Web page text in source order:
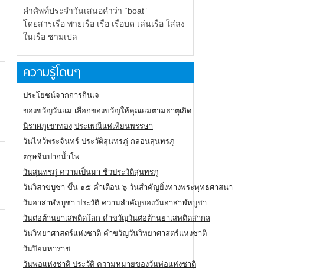
คำศัพท์ประจำวันเสนอคำว่า “boat”
โดยสารเรือ พายเรือ เรือ เรือบด เล่นเรือ ใส่ลง
ในเรือ ชามเปล
ความรู้โดนๆ
ประโยชน์จากการกินเจ
ของขวัญวันแม่ เลือกของขวัญให้คุณแม่ตามธาตุเกิด
นิราศภูเขาทอง ประเพณีแห่เทียนพรรษา
วันไหว้พระจันทร์ ประวัติสุนทรภู่ กลอนสุนทรภู่
ตรุษจีนปากน้ำโพ
วันสุนทรภู่ ความเป็นมา ชีวประวัติสุนทรภู่
วันวิสาขบูชา ขึ้น ๑๕ ค่ำเดือน ๖ วันสำคัญยิ่งทางพระพุทธศาสนา
วันอาสาฬหบูชา ประวัติ ความสําคัญของวันอาสาฬหบูชา
วันต่อต้านยาเสพติดโลก คำขวัญวันต่อต้านยาเสพติดสากล
วันวิทยาศาสตร์แห่งชาติ คำขวัญวันวิทยาศาสตร์แห่งชาติ
วันปิยมหาราช
วันพ่อแห่งชาติ ประวัติ ความหมายของวันพ่อแห่งชาติ